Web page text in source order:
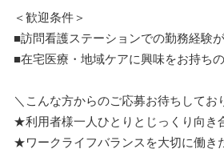
＜歓迎条件＞
■訪問看護ステーションでの勤務経験
■在宅医療・地域ケアに興味をお持ち
＼こんな方からのご応募お待ちしてお
★利用者様一人ひとりとじっくり向き
★ワークライフバランスを大切に働き